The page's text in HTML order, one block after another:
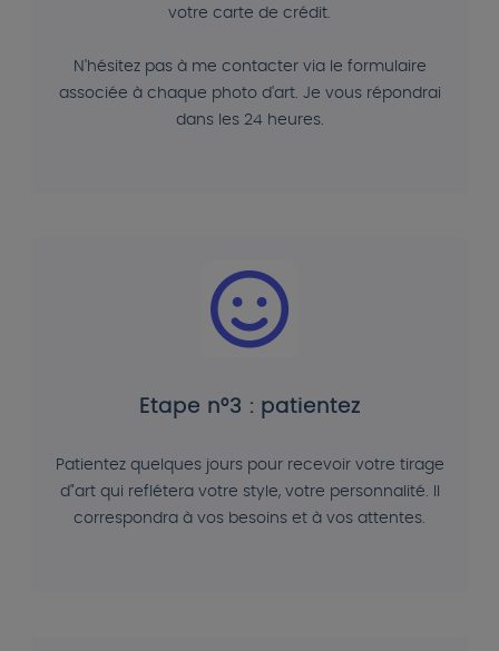
votre carte de crédit.
N'hésitez pas à me contacter via le formulaire
associée à chaque photo d'art. Je vous répondrai
dans les 24 heures.
Etape n°3 : patientez
Patientez quelques jours pour recevoir votre tirage
d"art qui reflétera votre style, votre personnalité. Il
correspondra à vos besoins et à vos attentes.